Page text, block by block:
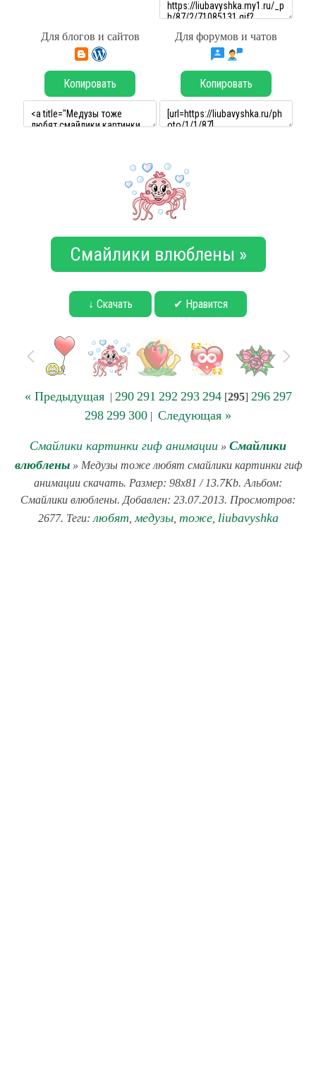
Для блогов и сайтов Для форумов и чатов
Копировать Копировать
Смайлики влюблены »
↓ Скачать ✔ Нравится
« Предыдущая| 290 291 292 293 294[295] 296 297
298 299 300 | Следующая »
Смайлики картинки гиф анимации » Смайлики
влюблены» Медузы тоже любят смайлики картинки гиф
анимации скачать. Размер: 98x81 / 13.7Kb. Альбом:
Смайлики влюблены. Добавлен: 23.07.2013. Просмотров:
2677. Теги: любят медузы, тоже, liubavyshka